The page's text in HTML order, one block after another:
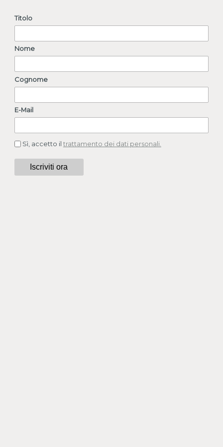
Titolo
Nome
Cognome
E-Mail
Sì, accetto il trattamento dei dati personali.
Iscriviti ora